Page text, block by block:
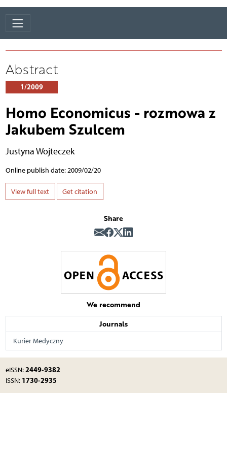
Abstract
1/2009
Homo Economicus - rozmowa z
Jakubem Szulcem
Justyna Wojteczek
Online publish date: 2009/02/20
View full text Get citation
Share
We recommend
Journals
Kurier Medyczny
eISSN:2449-9382
ISSN: 1730-2935